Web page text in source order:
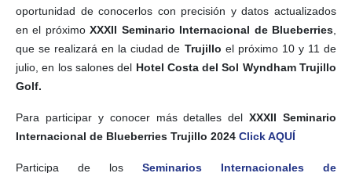
oportunidad de conocerlos con precisión y datos actualizados
en el próximoXXXII Seminario Internacional de Blueberries
que se realizará en la ciudad de Trujillo el próximo 10 y 11 de
julio, en los salones del Hotel Costa del Sol Wyndham Trujillo
Golf.
Para participar y conocer más detalles delXXXII Seminario
Internacional de Blueberries Trujillo 2024 Click AQUÍ
Participa de los Seminarios Internacionales de